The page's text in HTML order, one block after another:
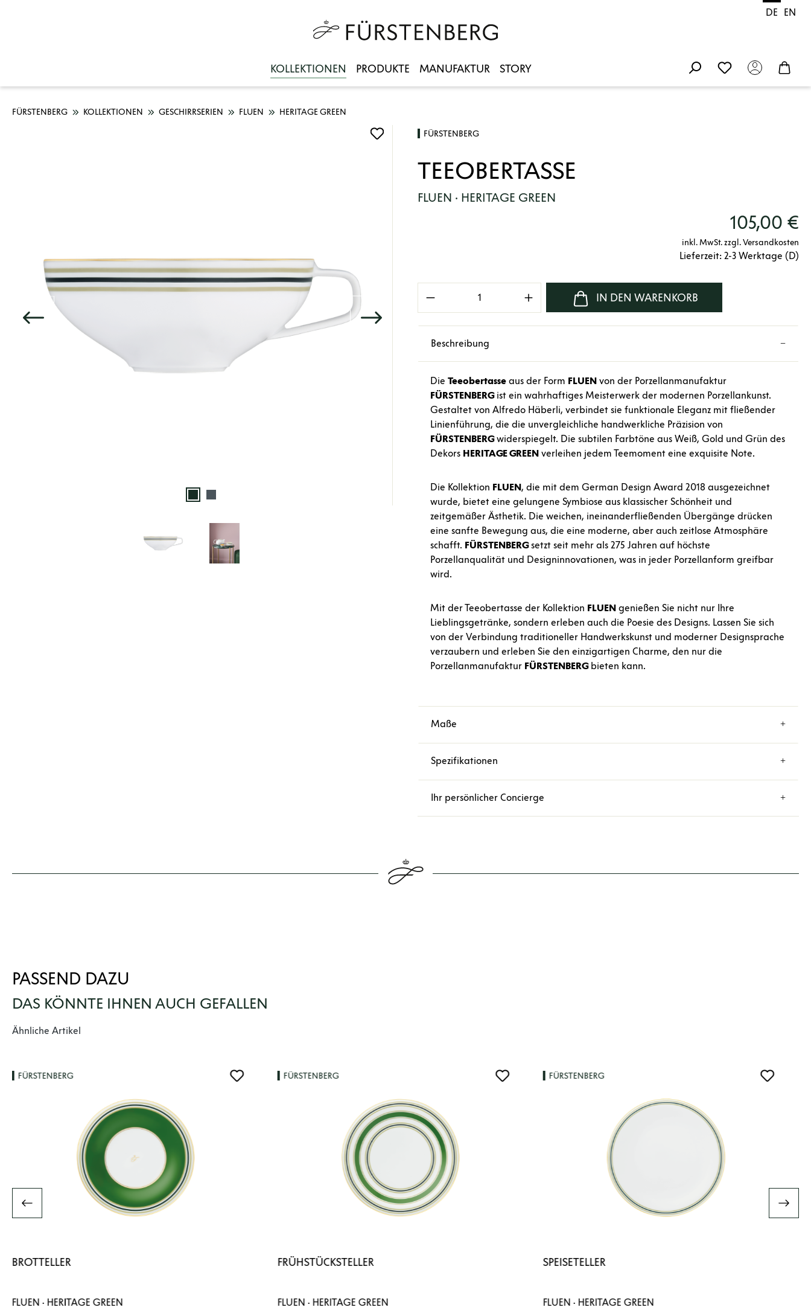
DE EN
KOLLEKTIONEN PRODUKTE MANUFAKTUR STORY
FÜRSTENBERG KOLLEKTIONEN GESCHIRRSERIEN FLUEN HERITAGE GREEN
FÜRSTENBERG
TEEOBERTASSE
FLUEN · HERITAGE GREEN
105,00 €
inkl. MwSt. zzgl. Versandkosten
Lieferzeit: 2-3 Werktage (D)
Produkt Anzahl: Gib den gewünschten Wert ein oder
IN DEN WARENKORB
Beschreibung
Die Teeobertasse aus der Form FLUEN von der Porzellanmanufaktur
FÜRSTENBERGist ein wahrhaftiges Meisterwerk der modernen Porzellankunst.
Gestaltet von Alfredo Häberli, verbindet sie funktionale Eleganz mit fließender
Linienführung, die die unvergleichliche handwerkliche Präzision von
FÜRSTENBERGwiderspiegelt. Die subtilen Farbtöne aus Weiß, Gold und Grün des
Dekors HERITAGE GREEN verleihen jedem Teemoment eine exquisite Note.
Die Kollektion FLUEN, die mit dem German Design Award 2018 ausgezeichnet
wurde, bietet eine gelungene Symbiose aus klassischer Schönheit und
zeitgemäßer Ästhetik. Die weichen, ineinanderfließenden Übergänge drücken
eine sanfte Bewegung aus, die eine moderne, aber auch zeitlose Atmosphäre
schafft. FÜRSTENBERGsetzt seit mehr als 275 Jahren auf höchste
Porzellanqualität und Designinnovationen, was in jeder Porzellanform greifbar
wird.
Mit der Teeobertasse der Kollektion FLUEN genießen Sie nicht nur Ihre
Lieblingsgetränke, sondern erleben auch die Poesie des Designs. Lassen Sie sich
von der Verbindung traditioneller Handwerkskunst und moderner Designsprache
verzaubern und erleben Sie den einzigartigen Charme, den nur die
Porzellanmanufaktur FÜRSTENBERGbieten kann.
Maße
Spezifikationen
Ihr persönlicher Concierge
PASSEND DAZU
DAS KÖNNTE IHNEN AUCH GEFALLEN
Produktgalerie überspringen
Ähnliche Artikel
FÜRSTENBERG
BROTTELLER
FLUEN · HERITAGE GREEN
FÜRSTENBERG
FRÜHSTÜCKSTELLER
FLUEN · HERITAGE GREEN
FÜRSTENBERG
SPEISETELLER
FLUEN · HERITAGE GREEN